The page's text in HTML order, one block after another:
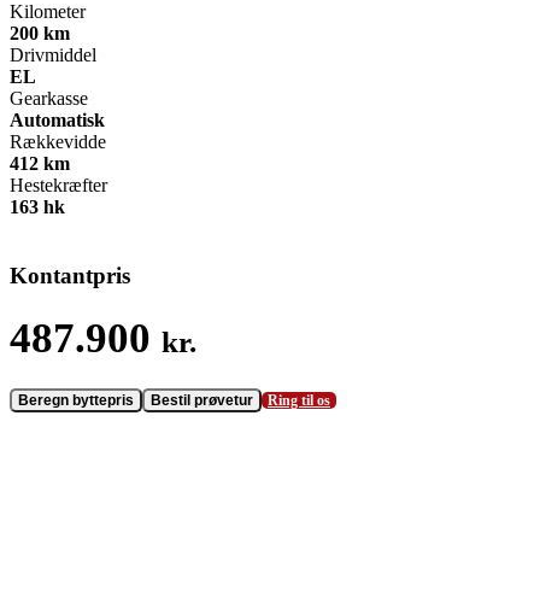
Kilometer
200 km
Drivmiddel
EL
Gearkasse
Automatisk
Rækkevidde
412 km
Hestekræfter
163 hk
Kontantpris
487.900 kr.
Beregn byttepris Bestil prøvetur Ring til os